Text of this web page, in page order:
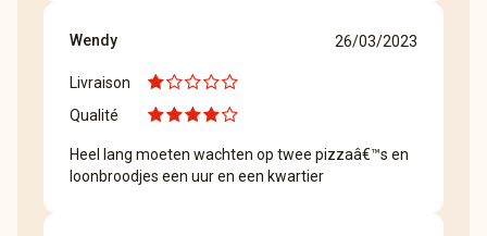
Wendy 26/03/2023
Livraison
Qualité
Heel lang moeten wachten op twee pizzaâ€™s en
loonbroodjes een uur en een kwartier